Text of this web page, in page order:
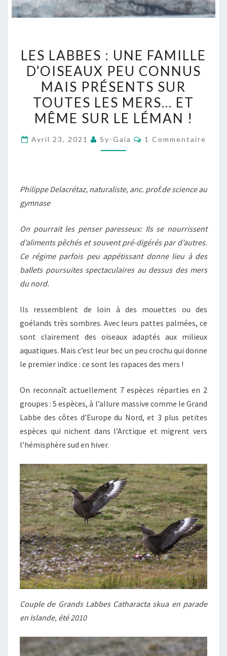
LABBES :
UNE
FAMILLE
D’OISEAUX
PEU
CONNUS
MAIS
PRÉSENTS
LES
MÊME
SUR
LE
LÉMAN !
LES LABBES : UNE FAMILLE
D’OISEAUX PEU CONNUS
MAIS PRÉSENTS SUR
TOUTES LES MERS… ET
MÊME SUR LE LÉMAN !
Avril 23, 2021 Sy-Gaia Commentaires
1 Commentaire
Philippe Delacrétaz, naturaliste, anc. prof.de science au
gymnase
On pourrait les penser paresseux: Ils se nourrissent
d’aliments pêchés et souvent pré-digérés par d’autres.
Ce régime parfois peu appétissant donne lieu à des
ballets poursuites spectaculaires au dessus des mers
du nord.
Ils ressemblent de loin à des mouettes ou des
goélands très sombres. Avec leurs pattes palmées, ce
sont clairement des oiseaux adaptés aux milieux
aquatiques. Mais c’est leur bec un peu crochu qui donne
le premier indice : ce sont les rapaces des mers !
On reconnaît actuellement 7 espèces réparties en 2
groupes : 5 espèces, à l’allure massive comme le Grand
Labbe des côtes d’Europe du Nord, et 3 plus petites
espèces qui nichent dans l’Arctique et migrent vers
l’hémisphère sud en hiver.
Couple de Grands Labbes Catharacta skua en parade
en Islande, été 2010